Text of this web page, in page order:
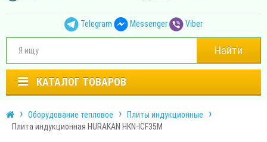
Telegram Messenger Viber
Найти
КАТАЛОГ ТОВАРОВ
Оборудование тепловое
Плиты индукционные
Плита индукционная HURAKAN HKN-ICF35M